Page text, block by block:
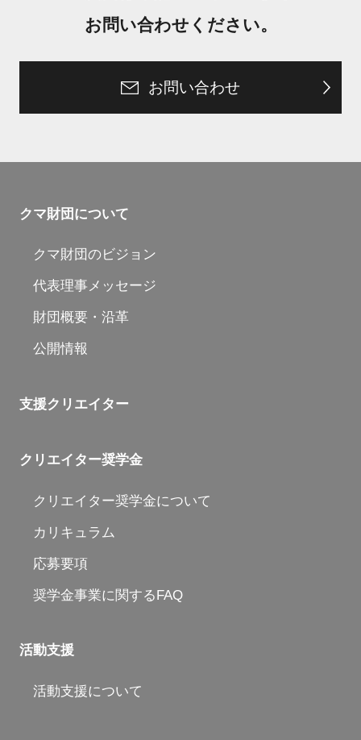
お問い合わせください。
お問い合わせ
クマ財団について
クマ財団のビジョン
代表理事メッセージ
財団概要・沿革
公開情報
支援クリエイター
クリエイター奨学金
クリエイター奨学金について
カリキュラム
応募要項
奨学金事業に関するFAQ
活動支援
活動支援について